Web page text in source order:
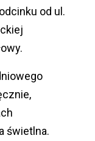
od ul.
świetlna.